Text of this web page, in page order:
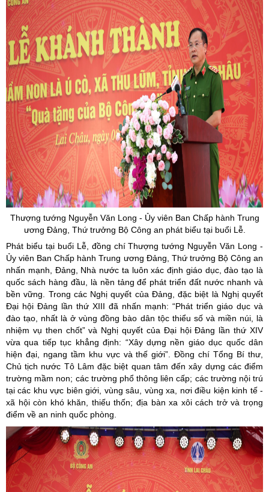
Thượng tướng Nguyễn Văn Long - Ủy viên Ban Chấp hành Trung
ương Đảng, Thứ trưởng Bộ Công an phát biểu tại buổi Lễ.
Phát biểu tại buổi Lễ, đồng chí Thượng tướng Nguyễn Văn Long -
Ủy viên Ban Chấp hành Trung ương Đảng, Thứ trưởng Bộ Công an
nhấn mạnh, Đảng, Nhà nước ta luôn xác định giáo dục, đào tạo là
quốc sách hàng đầu, là nền tảng để phát triển đất nước nhanh và
bền vững. Trong các Nghị quyết của Đảng, đặc biệt là Nghị quyết
Đại hội Đảng lần thứ XIII đã nhấn mạnh: “Phát triển giáo dục và
đào tạo, nhất là ở vùng đồng bào dân tộc thiểu số và miền núi, là
nhiệm vụ then chốt” và Nghị quyết của Đại hội Đảng lần thứ XIV
vừa qua tiếp tục khẳng định: “Xây dựng nền giáo dục quốc dân
hiện đại, ngang tầm khu vực và thế giới”. Đồng chí Tổng Bí thư,
Chủ tịch nước Tô Lâm đặc biệt quan tâm đến xây dựng các điểm
trường mầm non; các trường phổ thông liên cấp; các trường nội trú
tại các khu vực biên giới, vùng sâu, vùng xa, nơi điều kiện kinh tế -
xã hội còn khó khăn, thiếu thốn; địa bàn xa xôi cách trở và trọng
điểm về an ninh quốc phòng.